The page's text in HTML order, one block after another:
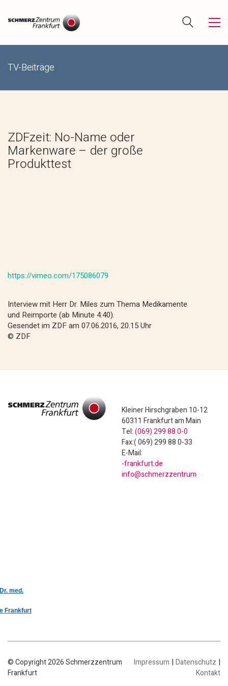
TV-Beiträge
ZDFzeit: No-Name oder
Markenware – der große
Produkttest
https://vimeo.com/175086079
Interview mit Herr Dr. Miles zum Thema Medikamente
und Reimporte (ab Minute 4:40).
Gesendet im ZDF am 07.06.2016, 20.15 Uhr
© ZDF
Kleiner Hirschgraben 10-12
60311 Frankfurt am Main
Tel:(069) 299 88 0-0
Fax:( 069) 299 88 0-33
E-Mail:
ed.trufknarf-
murtnezzremhcs@ofni
med.
Frankfurt
Impressum | Datenschutz |
Kontakt
© Copyright 2026 Schmerzzentrum
Frankfurt